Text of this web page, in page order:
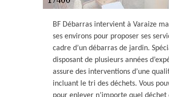
BF Débarras intervient à Varaize
ses environs pour proposer ses
cadre d’un débarras de jardin.
disposant de plusieurs années
assure des interventions d’une
incluant le tri des déchets. Vous
pour enlever n’importe quel déchet